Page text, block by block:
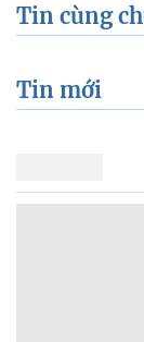
Tin cùng
Tin mới